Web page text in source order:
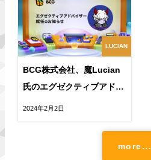
LUCIAN
BCG株式会社、魔Lucian
氏のエグゼクティブアドバ
2024年2月2日
more...